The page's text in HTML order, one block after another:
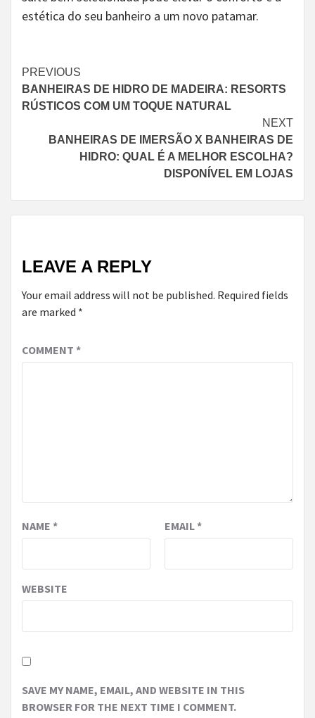
estética do seu banheiro a um novo patamar.
Continue
Reading
PREVIOUS
BANHEIRAS DE HIDRO DE MADEIRA: RESORTS
RÚSTICOS COM UM TOQUE NATURAL
NEXT
BANHEIRAS DE IMERSÃO X BANHEIRAS DE
HIDRO: QUAL É A MELHOR ESCOLHA?
DISPONÍVEL EM LOJAS
LEAVE A REPLY
Your email address will not be published. Required fields
are marked *
COMMENT *
NAME * EMAIL*
WEBSITE
SAVE MY NAME, EMAIL, AND WEBSITE IN THIS
BROWSER FOR THE NEXT TIME I COMMENT.